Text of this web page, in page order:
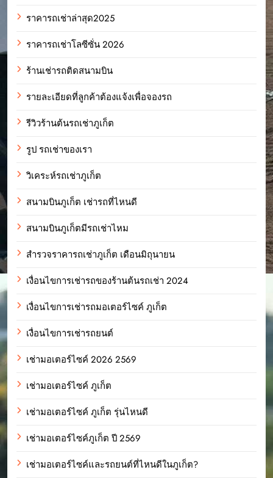
ราคารถเช่าล่าสุด2025
ราคารถเช่าโลซีซั่น 2026
ร้านเช่ารถติดสนามบิน
รายละเอียดที่ลูกค้าต้องแจ้งเพื่อจองรถ
รีวิวร้านต้นรถเช่าภูเก็ต
รูป รถเช่าของเรา
วิเคระห์รถเช่าภูเก็ต
สนามบินภูเก็ต เช่ารถที่ไหนดี
สนามบินภูเก็ตมีรถเช่าไหม
สำรวจราคารถเช่าภูเก็ต เดือนมิถุนายน
เงื่อนไขการเช่ารถของร้านต้นรถเช่า 2024
เงื่อนไขการเช่ารถมอเตอร์ไซค์ ภูเก็ต
เงื่อนไขการเช่ารถยนต์
เช่ามอเตอร์ไซค์ 2026 2569
เช่ามอเตอร์ไซค์ ภูเก็ต
เช่ามอเตอร์ไซค์ ภูเก็ต รุ่นไหนดี
เช่ามอเตอร์ไซค์ภูเก็ต ปี 2569
เช่ามอเตอร์ไซค์และรถยนต์ที่ไหนดีในภูเก็ต?